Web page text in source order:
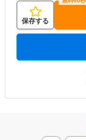
保存する